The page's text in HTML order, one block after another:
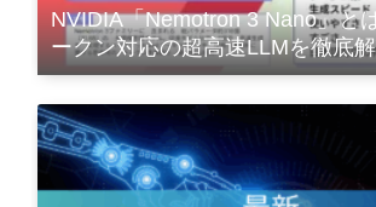
NVIDIA「Nemotron 3 Nano」と
ークン対応の超高速LLMを徹底